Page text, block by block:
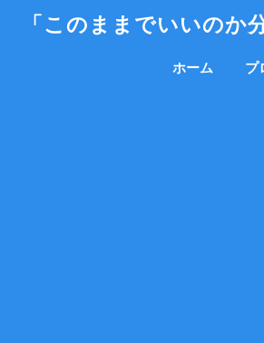
「このままでいいのか
ホーム プ